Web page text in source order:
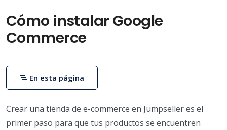
Cómo instalar Google
Commerce
Crear una tienda de e-commerce en Jumpseller es el
primer paso para que tus productos se encuentren
En esta página